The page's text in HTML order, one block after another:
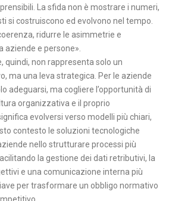
La sfida non è mostrare i numeri,
si costruiscono ed evolvono nel tempo.
ridurre le asimmetrie e
e persone».
quindi, non rappresenta solo un
ma una leva strategica. Per le aziende
adeguarsi, ma cogliere l’opportunità di
organizzativa e il proprio
evolversi verso modelli più chiari,
contesto le soluzioni tecnologiche
nello strutturare processi più
la gestione dei dati retributivi, la
e una comunicazione interna più
per trasformare un obbligo normativo